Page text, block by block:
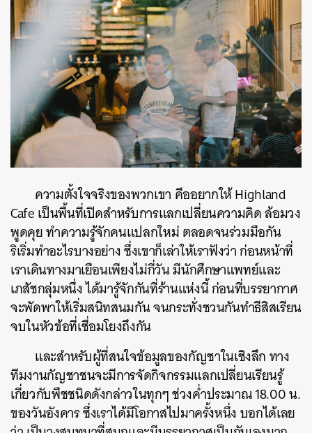
ความตั้งใจจริงของพวกเขา คืออยากให้ Highland
Cafe เป็นพื้นที่เปิดสำหรับการแลกเปลี่ยนความคิด ล้อมวง
พูดคุย ทำความรู้จักคนแปลกใหม่ ตลอดจนร่วมมือกัน
ริเริ่มทำอะไรบางอย่าง ซึ่งเขาก็เล่าให้เราฟังว่า ก่อนหน้าที่
เราเดินทางมาเยือนเพียงไม่กี่วัน มีนักศึกษาแพทย์และ
เภสัชกลุ่มหนึ่ง ได้มารู้จักกันที่ร้านแห่งนี้ ก่อนที่บรรยากาศ
จะพัดพาให้เริ่มสนิทสนมกัน จนกระทั่งชวนกันทำธีสิสเรียน
จบในหัวข้อที่เชื่อมโยงถึงกัน
และสำหรับผู้ที่สนใจข้อมูลของกัญชาในเชิงลึก ทาง
ทีมงานกัญชาชนจะมีการจัดกิจกรรมแลกเปลี่ยนเรียนรู้
เกี่ยวกับพืชชนิดดังกล่าวในทุกๆ ช่วงค่ำประมาณ 18.00 น.
ของวันอังคาร ซึ่งเราได้มีโอกาสไปมาครั้งหนึ่ง บอกได้เลย